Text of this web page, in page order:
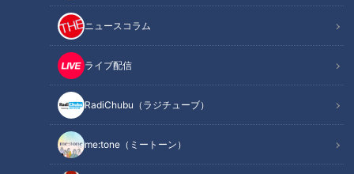
ニュースコラム
ライブ配信
RadiChubu（ラジチューブ）
me:tone（ミートーン）
オススメ関連コンテンツ
急勾配すぎて思わず覗いてしまう「のぞき坂」